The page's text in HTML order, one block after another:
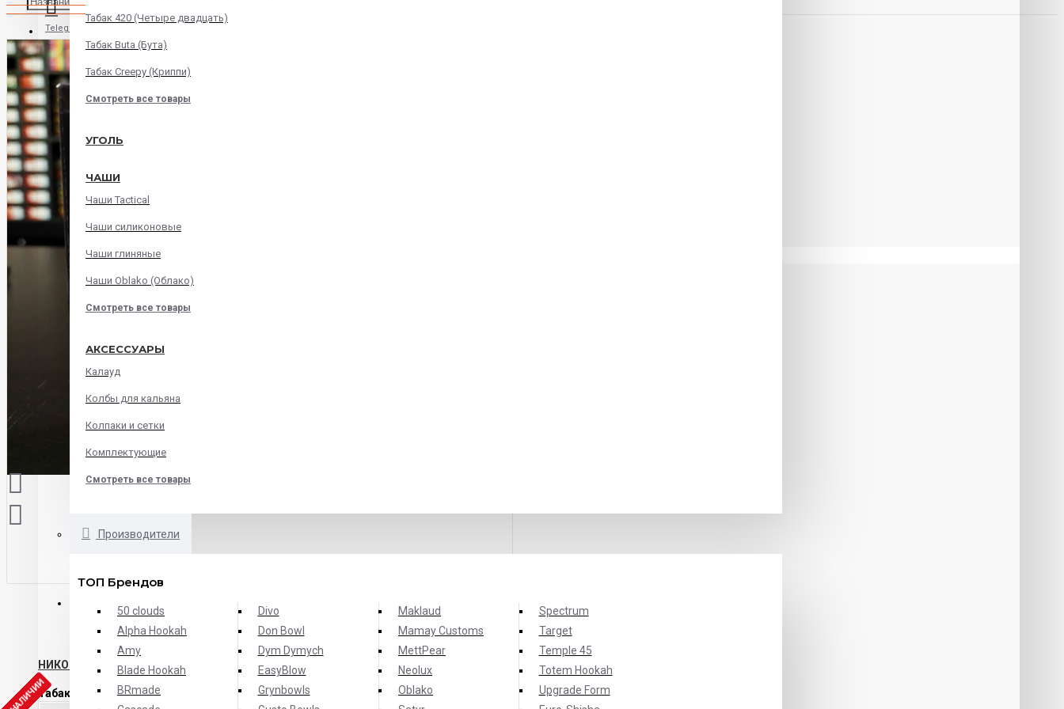
Telegram
Instagram
WatsApp
Viber
Корзина
В корзине пусто!
Табак 420 (Четыре двадцать)
Табак Buta (Бута)
Табак Creepy (Криппи)
Смотреть все товары
УГОЛЬ
ЧАШИ
Чаши Tactical
Чаши силиконовые
Чаши глиняные
Чаши Oblako (Облако)
Смотреть все товары
АКСЕССУАРЫ
Калауд
Колбы для кальяна
Колпаки и сетки
Комплектующие
Смотреть все товары
Производители
ТОП Брендов
50 clouds
Alpha Hookah
Amy
Blade Hookah
BRmade
Divo
Don Bowl
Dym Dymych
EasyBlow
Grynbowls
Maklaud
Mamay Customs
MettPear
Neolux
Oblako
Spectrum
Target
Temple 45
Totem Hookah
Upgrade Form
ОПИСАНИЕ ХАРАКТЕРИСТИКИ
НИКОГДА БОЛЬШЕ И НЕ БУДЕТ
Табак Daily Hookah Blueberry Crumble
- черничный крамбл - вкус нежного черничного пирога.